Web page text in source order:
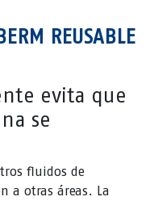
REUSABLE
evita que
se
fluidos de
a otras áreas. La